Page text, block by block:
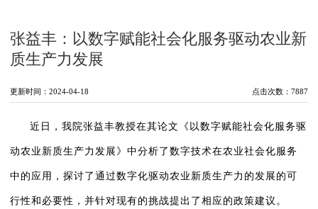
张益丰：以数字赋能社会化服务驱动农业新
质生产力发展
更新时间：2024-04-18 点击次数： 7887
近日，我院张益丰教授在其论文《以数字赋能社会化服务驱
动农业新质生产力发展》中分析了数字技术在农业社会化服务
中的应用，探讨了通过数字化驱动农业新质生产力的发展的可
行性和必要性，并针对现有的挑战提出了相应的政策建议。